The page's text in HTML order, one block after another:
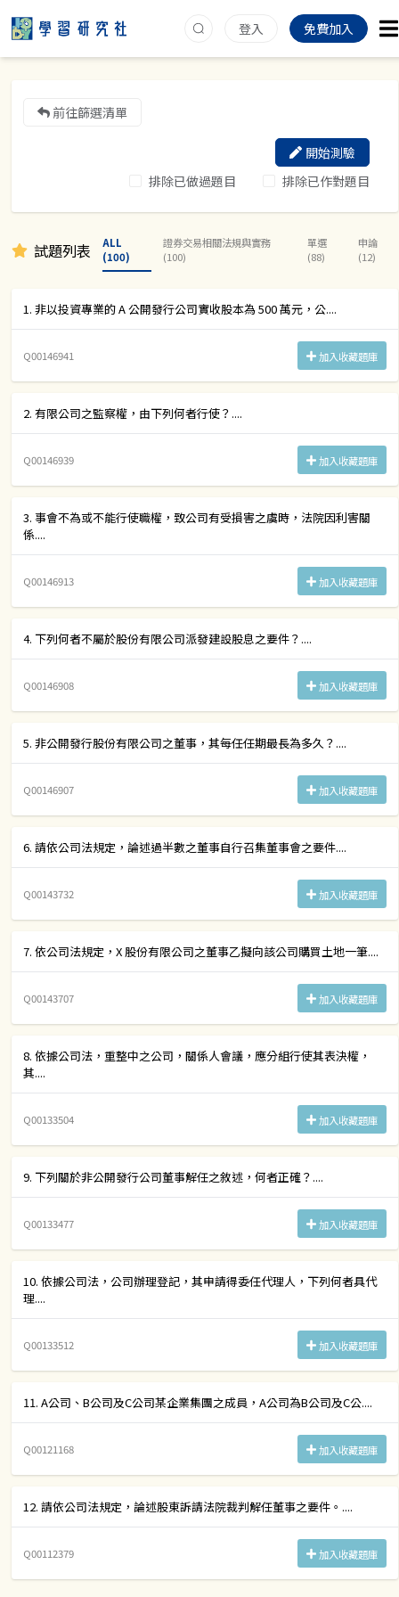
登入 免費加入
前往篩選清單
排除已做過題目 排除已作對題目
開始測驗
試題列表
ALL
(100)
證券交易相關法規與實務
(100)
單選
(88)
申論
(12)
1. 非以投資專業的 A 公開發行公司實收股本為 500 萬元，公....
Q00146941 加入收藏題庫
2. 有限公司之監察權，由下列何者行使？....
Q00146939 加入收藏題庫
3. 事會不為或不能行使職權，致公司有受損害之虞時，法院因利害關
係....
Q00146913 加入收藏題庫
4. 下列何者不屬於股份有限公司派發建設股息之要件？....
Q00146908 加入收藏題庫
5. 非公開發行股份有限公司之董事，其每任任期最長為多久？....
Q00146907 加入收藏題庫
6. 請依公司法規定，論述過半數之董事自行召集董事會之要件....
Q00143732 加入收藏題庫
7. 依公司法規定，X 股份有限公司之董事乙擬向該公司購買土地一筆....
Q00143707 加入收藏題庫
8. 依據公司法，重整中之公司，關係人會議，應分組行使其表決權，
其....
Q00133504 加入收藏題庫
9. 下列關於非公開發行公司董事解任之敘述，何者正確？....
Q00133477 加入收藏題庫
10. 依據公司法，公司辦理登記，其申請得委任代理人，下列何者具代
理....
Q00133512 加入收藏題庫
11. A公司、B公司及C公司某企業集團之成員，A公司為B公司及C公....
Q00121168 加入收藏題庫
12. 請依公司法規定，論述股東訴請法院裁判解任董事之要件。....
Q00112379 加入收藏題庫